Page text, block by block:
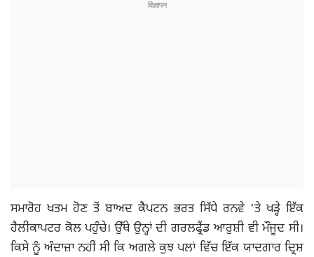
ਸਮਾਰੋਹ ਖਤਮ ਹੋਣ ਤੋਂ ਬਾਅਦ ਕੈਪਟਨ ਭਰਤ ਸਿੱਧੇ ਰਨਵੇ 'ਤੇ ਖੜ੍ਹੇ ਇੱਕ
ਹੈਲੀਕਾਪਟਰ ਕੋਲ ਪਹੁੰਚੇ। ਉੱਥੇ ਉਨ੍ਹਾਂ ਦੀ ਗਰਲਫ੍ਰੈਂਡ ਆਰੁਸ਼ੀ ਵੀ ਮੌਜੂਦ ਸੀ।
ਕਿਸੇ ਨੂੰ ਅੰਦਾਜ਼ਾ ਨਹੀਂ ਸੀ ਕਿ ਅਗਲੇ ਕੁਝ ਪਲਾਂ ਵਿੱਚ ਇੱਕ ਯਾਦਗਾਰ ਦ੍ਰਿਸ਼